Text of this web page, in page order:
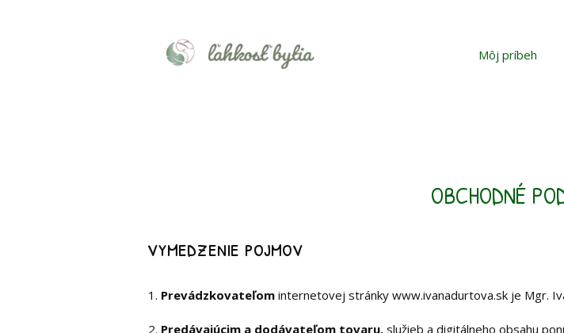
Môj príbeh
OBCHODNÉ
vymedzenie pojmov
1. Prevádzkovateľom internetovej stránky www.ivanadurtova.sk je Mgr.
2. Predávajúcim a dodávateľom tovaru, služieb a digitálneho obsahu